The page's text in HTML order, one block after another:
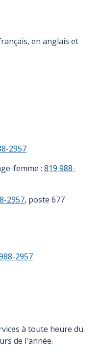
en anglais et
2957
femme : 819 988-
2957, poste 677
2957
à toute heure du
de l'année.